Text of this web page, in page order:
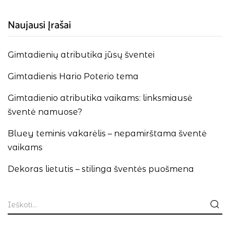
Naujausi Įrašai
Gimtadienių atributika jūsų šventei
Gimtadienis Hario Poterio tema
Gimtadienio atributika vaikams: linksmiausė
šventė namuose?
Bluey teminis vakarėlis – nepamirštama šventė
vaikams
Dekoras lietutis – stilinga šventės puošmena